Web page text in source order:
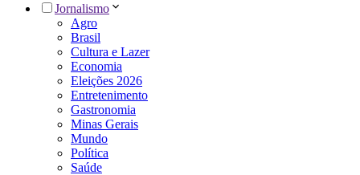
Jornalismo
Agro
Brasil
Cultura e Lazer
Economia
Eleições 2026
Entretenimento
Gastronomia
Minas Gerais
Mundo
Política
Saúde